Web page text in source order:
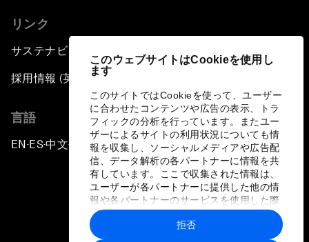
このウェブサイトはCookieを使用し
ます
このサイトではCookieを使って、ユーザー
に合わせたコンテンツや広告の表示、トラ
フィックの分析を行っています。またユー
ザーによるサイトの利用状況についても情
報を収集し、ソーシャルメディアや広告配
信、データ解析の各パートナーに情報を共
有しています。ここで収集された情報は、
ユーザーが各パートナーに提供した他の情
報や各パートナーのサービスを使用した際
に収集された情報と組み合わされ、各パー
トナーによって使用されることがありま
す。
拒否
リンク
サステナビリティへの取り組み
採用情報 (英語のみ)
言語
EN ▪ES▪中文▪ 日本語
プライバシーポリシーと利用規約